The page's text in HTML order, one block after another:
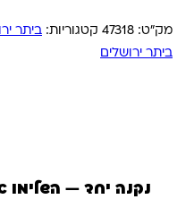
מק"ט: 47318 קטגוריות: ביתר
ביתר ירושלים
נקנה יחד —